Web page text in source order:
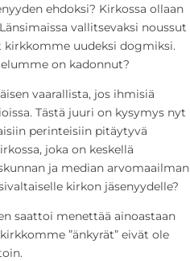
ehdoksi? Kirkossa ollaan
vallitsevaksi noussut
uudeksi dogmiksi.
on kadonnut?
vaarallista, jos ihmisiä
Tästä juuri on kysymys nyt
perinteisiin pitäytyvä
joka on keskellä
ja median arvomaailman
kirkon jäsenyydelle?
saattoi menettää ainoastaan
”änkyrät” eivät ole